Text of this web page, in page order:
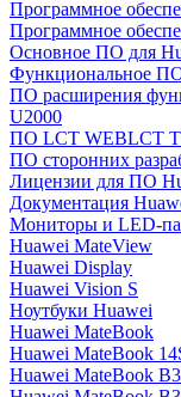
Программное
Программное
Основное ПО для
Функциональное
ПО расширения
U2000
ПО LCT WEBLCT
ПО сторонних
Лицензии для ПО
Документация
Мониторы и LED-
Huawei MateView
Huawei Display
Huawei Vision S
Ноутбуки Huawei
Huawei MateBook
Huawei MateBook
Huawei MateBook